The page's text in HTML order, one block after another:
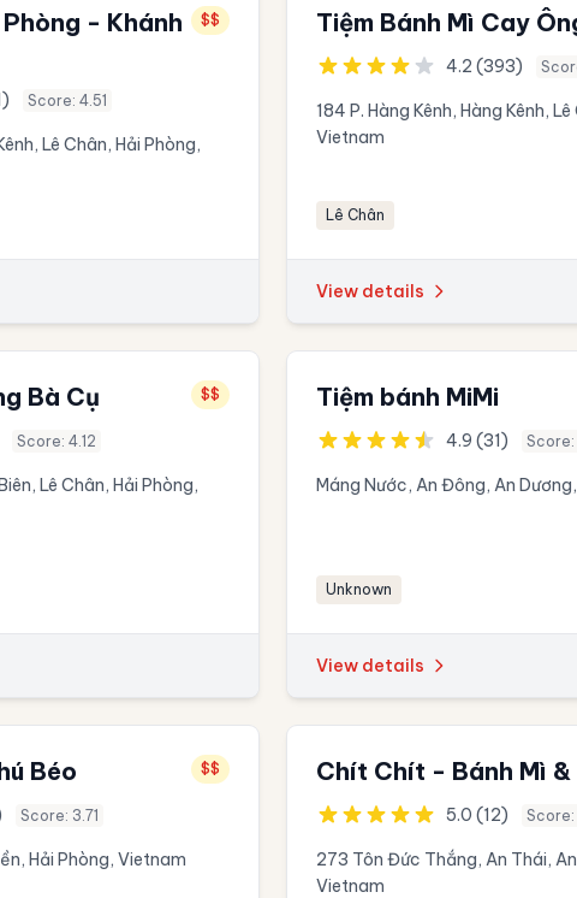
- Khánh
$$
Score: 4.51
Lê Chân, Hải Phòng,
Tiệm Bánh Mì Cay
4.2 (393)
184 P. Hàng Kênh, Hàng Kênh,
Vietnam
Lê Chân
View details
Bà Cụ $$
Score: 4.12
Lê Chân, Hải Phòng,
Tiệm bánh MiMi
4.9 (31)
Máng Nước, An Đông, An
Unknown
View details
Béo $$
Score: 3.71
Hải Phòng, Vietnam
Chít Chít - Bánh Mì &
5.0 (12) Score:
273 Tôn Đức Thắng, An Thái,
Vietnam